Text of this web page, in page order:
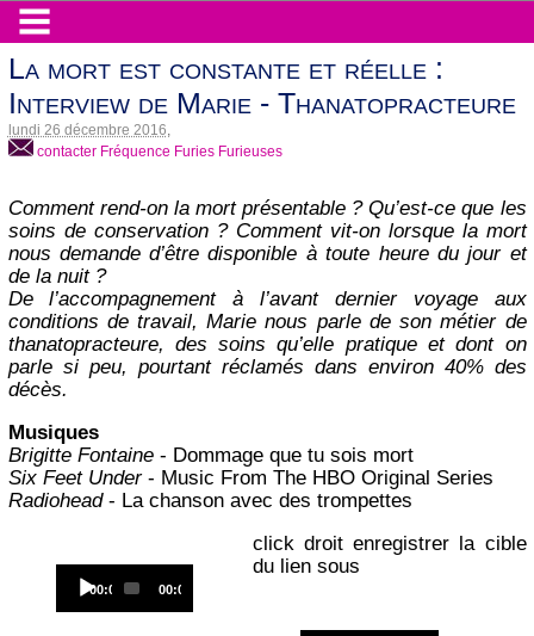
La mort est constante et réelle :
Interview de Marie - Thanatopracteure
lundi 26 décembre 2016
contacter Fréquence Furies Furieuses
Comment rend-on la mort présentable ? Qu’est-ce que les
soins de conservation ? Comment vit-on lorsque la mort
nous demande d’être disponible à toute heure du jour et
de la nuit ?
De l’accompagnement à l’avant dernier voyage aux
conditions de travail, Marie nous parle de son métier de
thanatopracteure, des soins qu’elle pratique et dont on
parle si peu, pourtant réclamés dans environ 40% des
décès.
Musiques
Brigitte Fontaine- Dommage que tu sois mort
Six Feet Under- Music From The HBO Original Series
Radiohead- La chanson avec des trompettes
Player
Current
00:00
Total
00:00
click droit enregistrer la cible
du lien sous